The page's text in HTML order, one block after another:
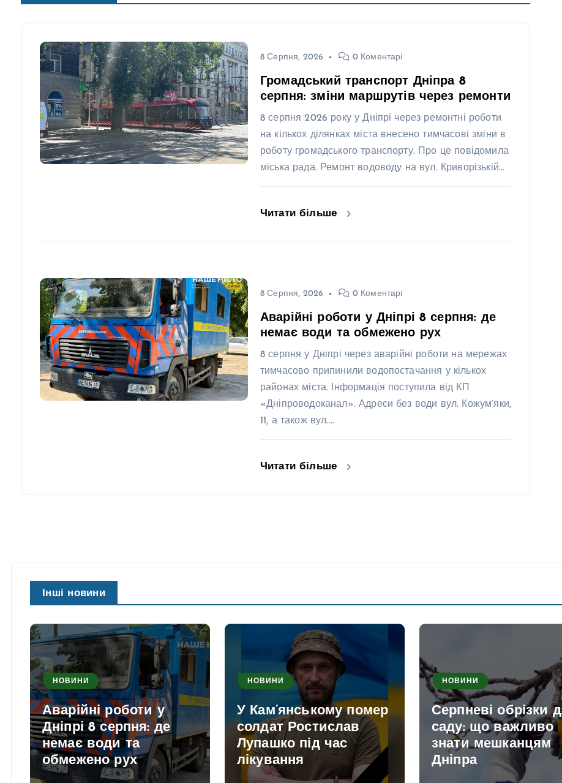
8 Серпня, 2026 0 Коментарі
Громадський транспорт Дніпра 8
серпня: зміни маршрутів через ремонти
8 серпня 2026 року у Дніпрі через ремонтні роботи
на кількох ділянках міста внесено тимчасові зміни в
роботу громадського транспорту. Про це повідомила
міська рада. Ремонт водоводу на вул. Криворізькій…
Читати більше
8 Серпня, 2026 0 Коментарі
Аварійні роботи у Дніпрі 8 серпня: де
немає води та обмежено рух
8 серпня у Дніпрі через аварійні роботи на мережах
тимчасово припинили водопостачання у кількох
районах міста. Інформація поступила від КП
«Дніпроводоканал». Адреси без води вул. Кожум’яки,
11, а також вул.…
Читати більше
Інші новини
НОВИНИ
Аварійні роботи у
Дніпрі 8 серпня: де
немає води та
обмежено рух
НОВИНИ
У Кам’янському помер
солдат Ростислав
Лупашко під час
лікування
НОВИНИ
Серпневі обрізки
саду: що важливо
знати мешканцям
Дніпра